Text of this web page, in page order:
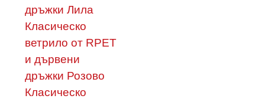
дръжки Лила
Класическо
ветрило от RPET
и дървени
дръжки Розово
Класическо